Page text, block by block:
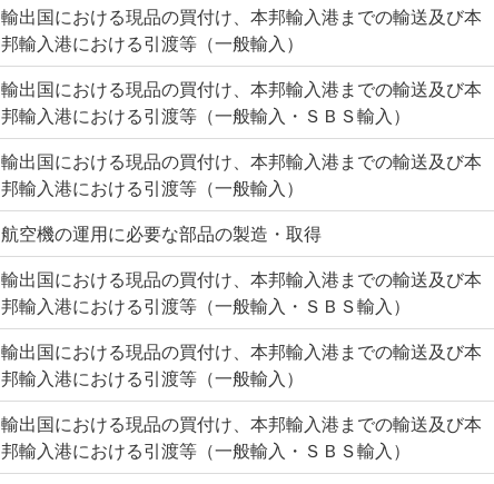
輸出国における現品の買付け、本邦輸入港までの輸送及び本
邦輸入港における引渡等（一般輸入）
輸出国における現品の買付け、本邦輸入港までの輸送及び本
邦輸入港における引渡等（一般輸入・ＳＢＳ輸入）
輸出国における現品の買付け、本邦輸入港までの輸送及び本
邦輸入港における引渡等（一般輸入）
航空機の運用に必要な部品の製造・取得
輸出国における現品の買付け、本邦輸入港までの輸送及び本
邦輸入港における引渡等（一般輸入・ＳＢＳ輸入）
輸出国における現品の買付け、本邦輸入港までの輸送及び本
邦輸入港における引渡等（一般輸入）
輸出国における現品の買付け、本邦輸入港までの輸送及び本
邦輸入港における引渡等（一般輸入・ＳＢＳ輸入）